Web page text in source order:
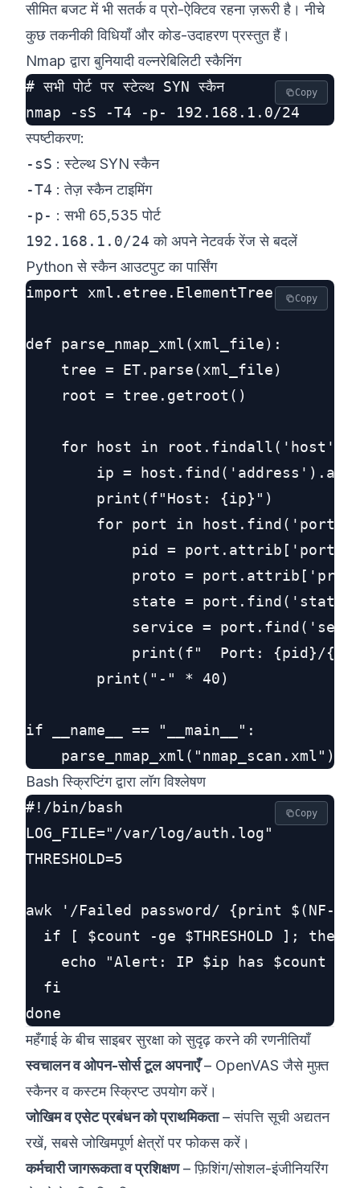
सीमित बजट में भी सतर्क व प्रो-ऐक्टिव रहना ज़रूरी है। नीचे
कुछ तकनीकी विधियाँ और कोड-उदाहरण प्रस्तुत हैं।
Nmap द्वारा बुनियादी वल्नरेबिलिटी स्कैनिंग
# सभी पोर्ट पर स्टेल्थ SYN स्कैन
Copy
स्पष्टीकरण:
-sS : स्टेल्थ SYN स्कैन
-T4 : तेज़ स्कैन टाइमिंग
-p- : सभी 65,535 पोर्ट
192.168.1.0/24 को अपने नेटवर्क रेंज से बदलें
Python से स्कैन आउटपुट का पार्सिंग
import xml.etree.ElementTree as ET
def parse_nmap_xml(xml_file):
    tree = ET.parse(xml_file)
    root = tree.getroot()
    for host in root.findall('host'):
ip =
        print(f"Host: {ip}")
for port in
pid =
proto =
state =
service =
print(f"  Port: {pid}/
        print("-" * 40)
if __name__ == "__main__":
Copy
Bash स्क्रिप्टिंग द्वारा लॉग विश्लेषण
#!/bin/bash
LOG_FILE="/var/log/auth.log"
THRESHOLD=5
awk '/Failed password/ {print $(NF-
  if [ $count -ge $THRESHOLD ]; then
echo "Alert: IP $ip has $count
  fi
Copy
महँगाई के बीच साइबर सुरक्षा को सुदृढ़ करने की रणनीतियाँ
स्वचालन व ओपन-सोर्स टूल अपनाएँ– OpenVAS जैसे मुफ़्त
स्कैनर व कस्टम स्क्रिप्ट उपयोग करें।
जोखिम व एसेट प्रबंधन को प्राथमिकता– संपत्ति सूची अद्यतन
रखें, सबसे जोखिमपूर्ण क्षेत्रों पर फोकस करें।
कर्मचारी जागरूकता व प्रशिक्षण– फ़िशिंग/सोशल-इंजीनियरिंग